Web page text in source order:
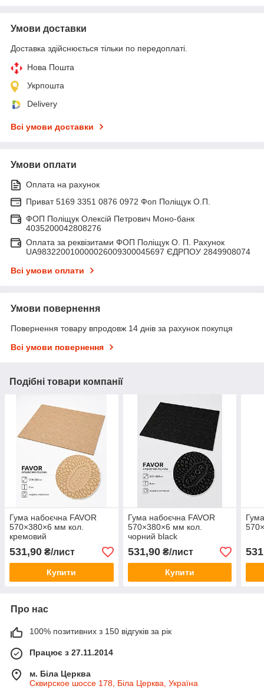
Умови доставки
Доставка здійснюється тільки по передоплаті.
Нова Пошта
Укрпошта
Delivery
Всі умови доставки
Умови оплати
Оплата на рахунок
Приват 5169 3351 0876 0972 Фоп Поліщук О.П.
ФОП Поліщук Олексій Петрович Моно-банк
4035200042808276
Оплата за реквізитами ФОП Поліщук О. П. Рахунок
UA983220010000026009300045697 ЄДРПОУ 2849908074
Всі умови оплати
Умови повернення
Повернення товару впродовж 14 днів за рахунок покупця
Всі умови повернення
Подібні товари компанії
Гума набоєчна FAVOR
570×380×6 мм кол.
кремовий
531,90 ₴/лист
Купити
Гума набоєчна FAVOR
570×380×6 мм кол.
чорний black
531,90₴/лист
Купити
Про нас
100% позитивних з 150 відгуків за рік
Працює з 27.11.2014
м. Біла Церква
Сквирское шоссе 178, Біла Церква, Україна